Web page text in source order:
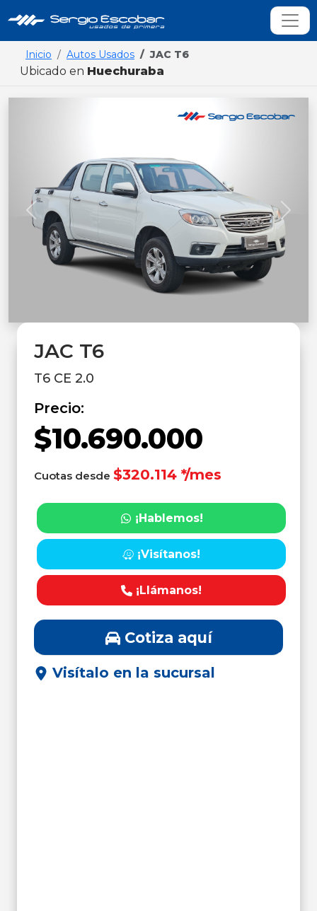
Inicio Autos Usados JAC T6
Ubicado en Huechuraba
Previous Next
JAC T6
T6 CE 2.0
Precio:
$10.690.000
Cuotas desde $320.114 */mes
¡Hablemos!
¡Visítanos!
¡Llámanos!
Cotiza aquí
Visítalo en la sucursal